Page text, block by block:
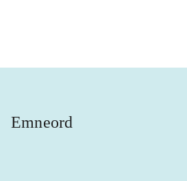
Emneord